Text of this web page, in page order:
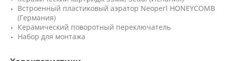
Встроенный пластиковый аэратор Neoperl HONEYCOMB
(Германия)
Керамический поворотный переключатель
Набор для монтажа